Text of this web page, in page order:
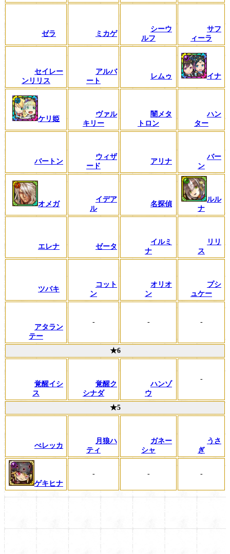
ゼラ ミカゲ
シーウ
ルフ
サフ
ィーラ
セイレー
ンリリス
アルバ
ート
レムゥ イナ
ケリ姫
ヴァル
キリー
闇メタ
トロン
ハン
ター
バートン
ウィザ
ード
アリナ
バー
ン
オメガ
イデア
ル
名探偵
ルル
ナ
エレナ ゼータ
イルミ
ナ
リリ
ス
ツバキ
コット
ン
オリオ
ン
プシ
ュケー
アタラン
テー
- - -
★6
覚醒イシ
ス
覚醒ク
シナダ
ハンゾ
ウ
-
★5
べレッカ
月狼ハ
ティ
ガネー
シャ
うさ
ぎ
ゲキヒナ
- - -